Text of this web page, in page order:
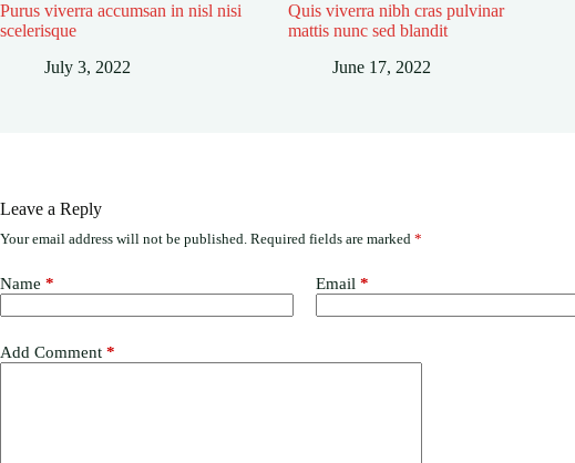
Purus viverra accumsan in nisl nisi
scelerisque
July 3, 2022
Quis viverra nibh cras pulvinar
mattis nunc sed blandit
June 17, 2022
Leave a Reply
Your email address will not be published. Required fields are marked *
Name * Email *
Add Comment *